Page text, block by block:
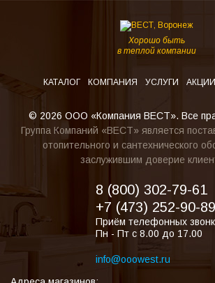
Хорошо быть
в теплой компании
КАТАЛОГ КОМПАНИЯ УСЛУГИ АКЦИИ
© 2026 ООО «Компания ВЕСТ». Все
Группа Компаний «ВЕСТ» является
отопительного и сантехнического
заслужившим доверие
8 (800) 302-79-61
+7 (473) 252-90-89
Приём телефонных
Пн - Пт с 8.00 до 17.00
info@ooowest.ru